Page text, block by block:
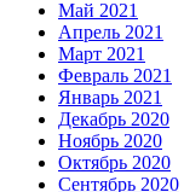
Май 2021
Апрель 2021
Март 2021
Февраль 2021
Январь 2021
Декабрь 2020
Ноябрь 2020
Октябрь 2020
Сентябрь 2020